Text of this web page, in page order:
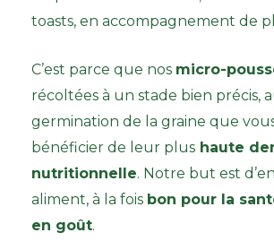
toasts, en accompagnement de
C’est parce que nos micro-
récoltées à un stade bien précis,
germination de la graine que
bénéficier de leur plus haute
nutritionnelle. Notre but est
aliment, à la fois bon pour la
en goût.